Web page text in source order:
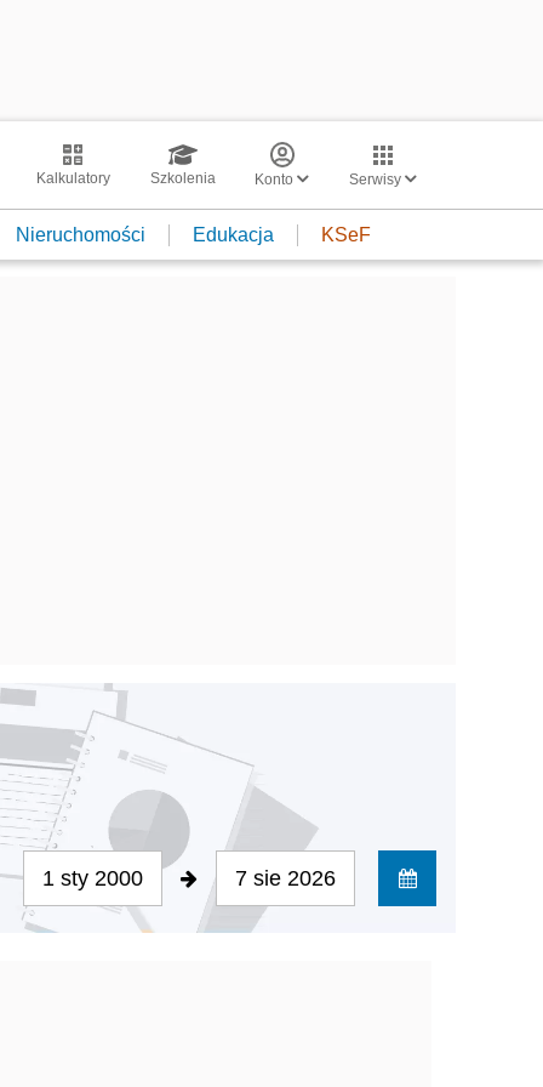
Kalkulatory Szkolenia Konto Serwisy
Nieruchomości Edukacja KSeF
1 sty 2000 7 sie 2026